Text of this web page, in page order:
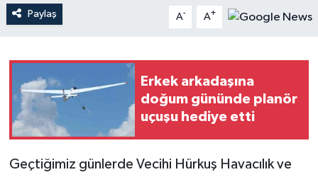
Paylaş A- A+
Erkek arkadaşına
doğum gününde planör
uçuşu hediye etti
Geçtiğimiz günlerde Vecihi Hürkuş Havacılık ve
Sürmanşet
Yaşam